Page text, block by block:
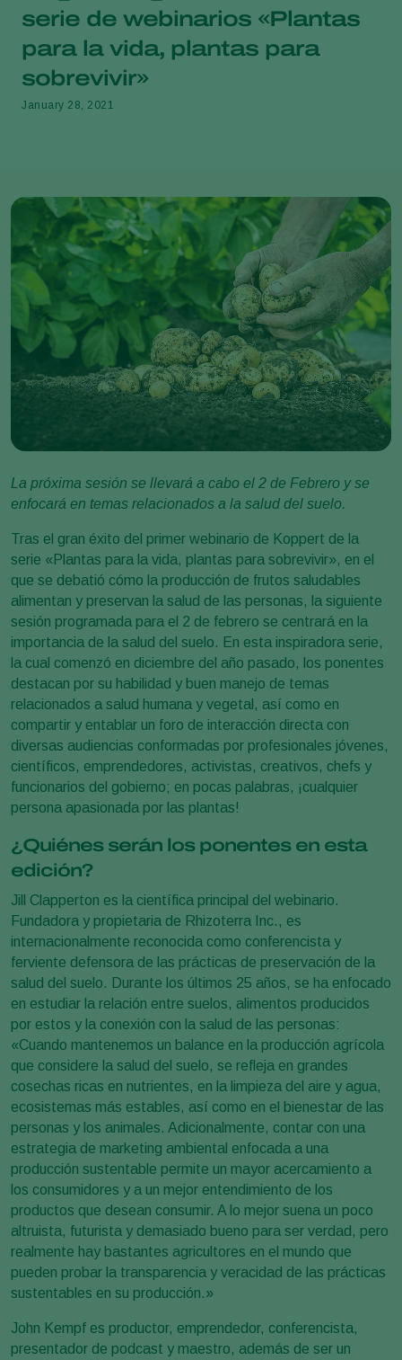
serie de webinarios «Plantas
para la vida, plantas para
sobrevivir»
January 28, 2021
La próxima sesión se llevará a cabo el 2 de Febrero y se
enfocará en temas relacionados a la salud del suelo.
Tras el gran éxito del primer webinario de Koppert de la
serie «Plantas para la vida, plantas para sobrevivir», en el
que se debatió cómo la producción de frutos saludables
alimentan y preservan la salud de las personas, la siguiente
sesión programada para el 2 de febrero se centrará en la
importancia de la salud del suelo. En esta inspiradora serie,
la cual comenzó en diciembre del año pasado, los ponentes
destacan por su habilidad y buen manejo de temas
relacionados a salud humana y vegetal, así como en
compartir y entablar un foro de interacción directa con
diversas audiencias conformadas por profesionales jóvenes,
científicos, emprendedores, activistas, creativos, chefs y
funcionarios del gobierno; en pocas palabras, ¡cualquier
persona apasionada por las plantas!
¿Quiénes serán los ponentes en esta
edición?
Jill Clapperton es la científica principal del webinario.
Fundadora y propietaria de Rhizoterra Inc., es
internacionalmente reconocida como conferencista y
ferviente defensora de las prácticas de preservación de la
salud del suelo. Durante los últimos 25 años, se ha enfocado
en estudiar la relación entre suelos, alimentos producidos
por estos y la conexión con la salud de las personas:
«Cuando mantenemos un balance en la producción agrícola
que considere la salud del suelo, se refleja en grandes
cosechas ricas en nutrientes, en la limpieza del aire y agua,
ecosistemas más estables, así como en el bienestar de las
personas y los animales. Adicionalmente, contar con una
estrategia de marketing ambiental enfocada a una
producción sustentable permite un mayor acercamiento a
los consumidores y a un mejor entendimiento de los
productos que desean consumir. A lo mejor suena un poco
altruista, futurista y demasiado bueno para ser verdad, pero
realmente hay bastantes agricultores en el mundo que
pueden probar la transparencia y veracidad de las prácticas
sustentables en su producción.»
John Kempf es productor, emprendedor, conferencista,
presentador de podcast y maestro, además de ser un